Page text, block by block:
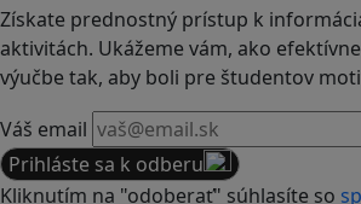
Získate prednostný prístup k
aktivitách. Ukážeme vám, ako
výučbe tak, aby boli pre študentov
Váš email
Prihláste sa k odberu
Kliknutím na "odoberať" súhlasíte so